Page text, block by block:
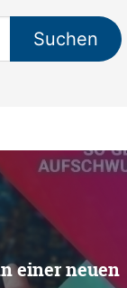
einer neuen